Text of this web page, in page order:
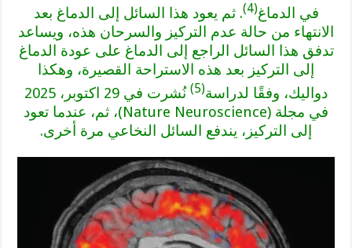
في الدماغ(4)
. ثم يعود هذا السائل إلى الدماغ بعد
الانتهاء من حالة عدم التركيز والسرحان هذه، ويساعد
تدفق هذا السائل الراجع إلى الدماغ على عودة الدماغ
إلى التركيز بعد هذه الاستراحة القصيرة، وهكذا
دواليك، وفقًا لدراسة(5)
نُشرت في 29 اكتوبر، 2025
في مجلة (Nature Neuroscience)، ثم، عندما تعود
إلى التركيز، يندفع السائل النخاعي مرة أخرى.